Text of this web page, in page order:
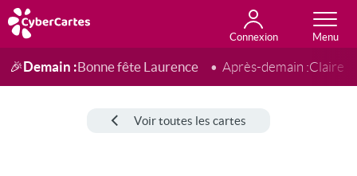
Connexion
Anniversaire
Fête du jour
Amour
Amitié
Merci
Toutes les cartes
🎉Demain :Bonne fête Laurence Après-demain :Claire
Voir toutes les cartes